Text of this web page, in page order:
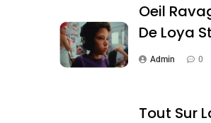
Oeil
De Loya
Admin 0
Tout Sur